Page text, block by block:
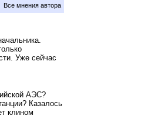
Все мнения автора
Уже сейчас
АЭС?
Казалось
клином